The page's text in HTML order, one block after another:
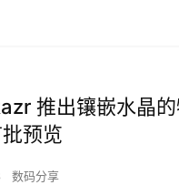
推出镶嵌水晶的
预览
数码分享